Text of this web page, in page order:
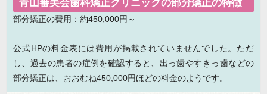
青山審美会歯科矯正クリニックの部分矯正の特徴
部分矯正の費用：約450,000円～
公式HPの料金表には費用が掲載されていませんでした。ただ
し、過去の患者の症例を確認すると、出っ歯やすきっ歯などの
部分矯正は、おおむね450,000円ほどの料金のようです。